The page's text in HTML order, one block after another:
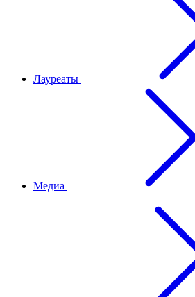
Лауреаты
Медиа